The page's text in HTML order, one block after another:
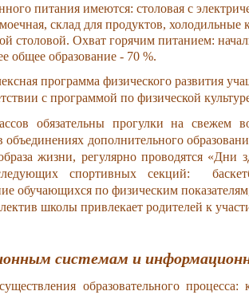
питания имеются: столовая с
склад для продуктов,
столовой. Охват горячим питанием:
общее образование - 70 %.
программа физического развития
с программой по физической
обязательны прогулки на свежем
дополнительного
жизни, регулярно проводятся «Дни
следующих спортивных секций:
обучающихся по физическим
школы привлекает родителей к
системам и
образовательного